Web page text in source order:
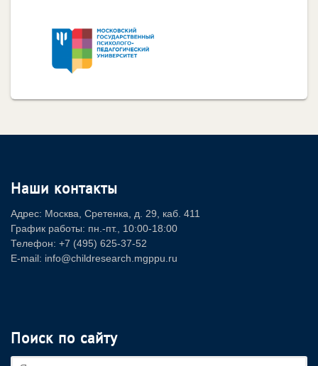
Наши контакты
Адрес: Москва, Сретенка, д. 29, каб. 411
График работы: пн.-пт., 10:00-18:00
Телефон: +7 (495) 625-37-52
E-mail: info@childresearch.mgppu.ru
Поиск по сайту